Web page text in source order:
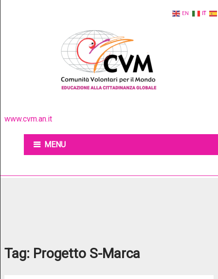
www.cvm.an.it
MENU
Tag: Progetto S-Marca
EN IT